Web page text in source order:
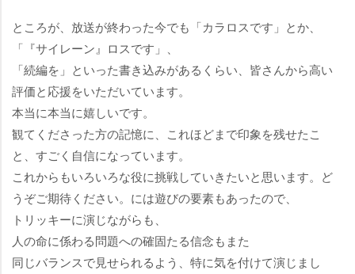
ところが、放送が終わった今でも「カラロスです」とか、
「『サイレーン』ロスです」、
「続編を」といった書き込みがあるくらい、皆さんから高い
評価と応援をいただいています。
本当に本当に嬉しいです。
観てくださった方の記憶に、これほどまで印象を残せたこ
と、すごく自信になっています。
これからもいろいろな役に挑戦していきたいと思います。ど
うぞご期待ください。には遊びの要素もあったので、
トリッキーに演じながらも、
人の命に係わる問題への確固たる信念もまた
同じバランスで見せられるよう、特に気を付けて演じまし